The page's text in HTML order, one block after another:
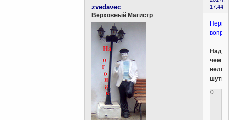
17:44
zvedavec
Верховный Магистр
Над
чем
0